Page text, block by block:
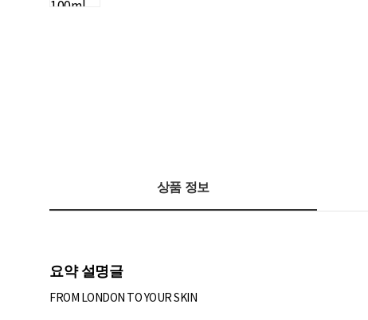
상품 정보
요약 설명글
FROM LONDON TO YOUR SKIN